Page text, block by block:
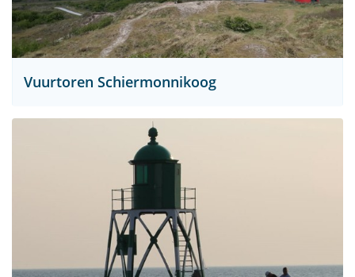
Vuurtoren Schiermonnikoog